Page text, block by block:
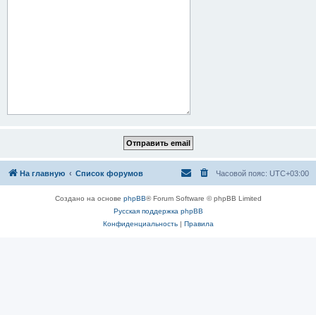
На главную Список форумов Часовой пояс: UTC+03:00
Создано на основе phpBB® Forum Software © phpBB Limited
Русская поддержка phpBB
Конфиденциальность| Правила